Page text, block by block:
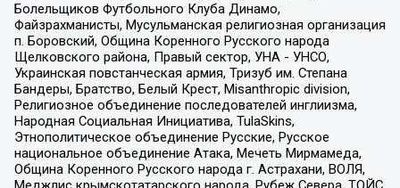
Болельщиков Футбольного Клуба Динамо,
Файзрахманисты, Мусульманская религиозная организация
п. Боровский, Община Коренного Русского народа
Щелковского района, Правый сектор, УНА - УНСО,
Украинская повстанческая армия, Тризуб им. Степана
Бандеры, Братство, Белый Крест, Misanthropic division,
Религиозное объединение последователей инглиизма,
Народная Социальная Инициатива, TulaSkins,
Этнополитическое объединение Русские, Русское
национальное объединение Атака, Мечеть Мирмамеда,
Община Коренного Русского народа г. Астрахани, ВОЛЯ,